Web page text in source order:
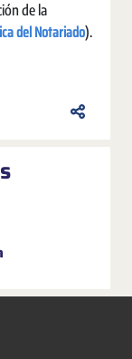
de la
del Notariado).